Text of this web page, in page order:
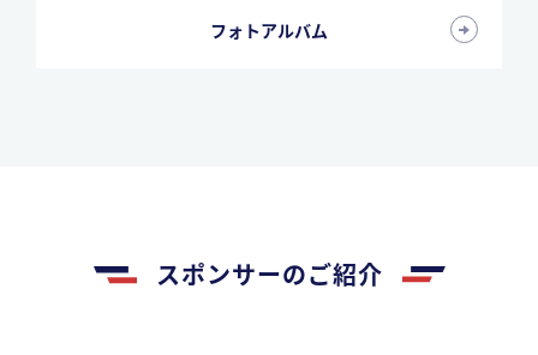
フォトアルバム
スポンサーのご紹介